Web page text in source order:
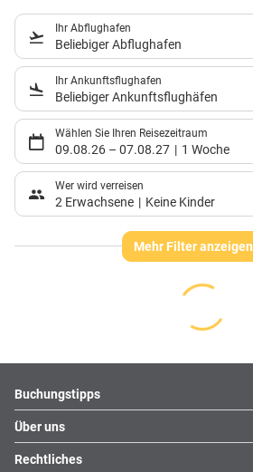
Ihr Abflughafen
Beliebiger Abflughafen
Ihr Ankunftsflughafen
Beliebiger Ankunftsflughäfen
Wählen Sie Ihren Reisezeitraum
09.08.26 – 07.08.27 1 Woche
Wer wird verreisen
2 Erwachsene Keine Kinder
Mehr Filter anzeigen
Footer navigation
Buchungstipps
Warum im Reisebüro buchen
Hoteltipps
Über uns
Kontakt
Rechtliches